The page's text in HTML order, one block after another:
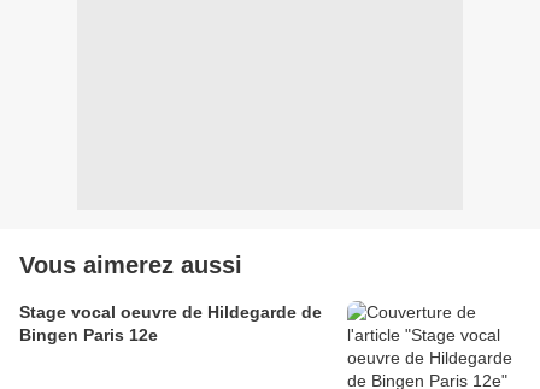
Vous aimerez aussi
Stage vocal oeuvre de Hildegarde de
Bingen Paris 12e